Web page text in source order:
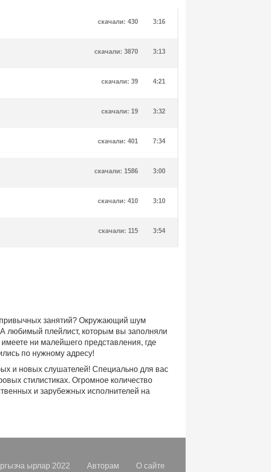
3:16
скачали: 430
3:13
скачали: 3870
4:21
скачали: 39
3:32
скачали: 19
7:34
скачали: 401
3:00
скачали: 1586
3:10
скачали: 410
3:54
скачали: 115
привычных занятий? Окружающий шум
любимый плейлист, которым вы заполняли
ни малейшего представления, где
по нужному адресу!
и новых слушателей! Специально для вас
стилистиках. Огромное количество
и зарубежных исполнителей на
доступе, с возможностью
года, хиты уходящих и нынешних годов,
любой вкус, и все это только на
подборок, отбирая
самые лучшие
ырлар 2022 Авторам О сайте